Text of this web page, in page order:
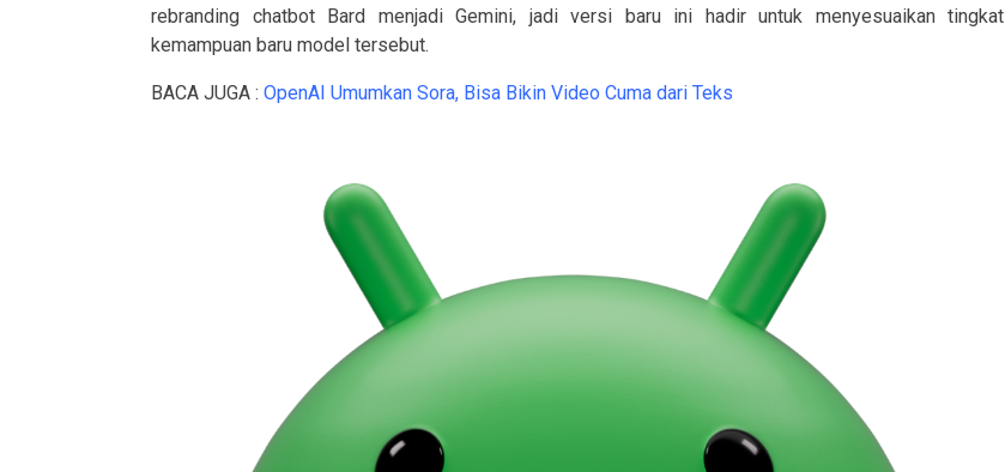
rebranding chatbot Bard menjadi Gemini, jadi versi baru ini hadir untuk menyesuaikan tingkat
kemampuan baru model tersebut.
BACA JUGA : OpenAI Umumkan Sora, Bisa Bikin Video Cuma dari Teks